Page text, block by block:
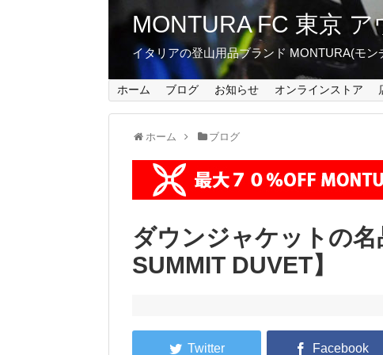
MONTURA FC 東京
イタリアの登山用品ブランド MONTURA(モ
ホーム ブログ お知らせ オンラインストア
ホーム ブログ
ダウンジャケットの
SUMMIT DUVET】